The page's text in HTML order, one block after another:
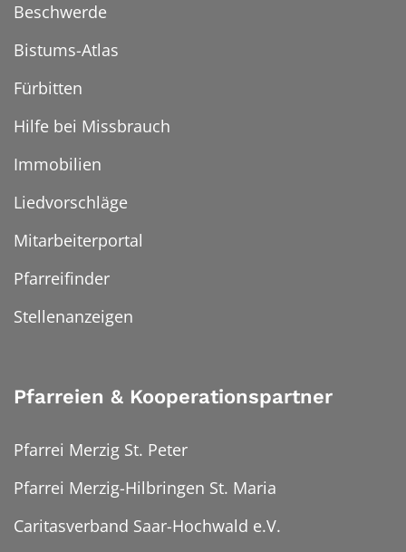
Beschwerde
Bistums-Atlas
Fürbitten
Hilfe bei Missbrauch
Immobilien
Liedvorschläge
Mitarbeiterportal
Pfarreifinder
Stellenanzeigen
Pfarreien & Kooperationspartner
Pfarrei Merzig St. Peter
Pfarrei Merzig-Hilbringen St. Maria
Caritasverband Saar-Hochwald e.V.